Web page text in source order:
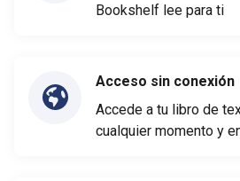
Bookshelf lee para ti
Acceso sin conexión
Accede a tu libro de
cualquier momento y